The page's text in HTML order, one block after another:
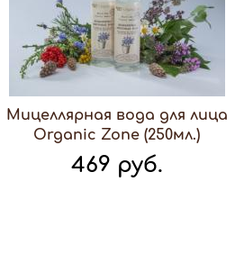
Мицеллярная вода для лица
Organic Zone (250мл.)
469 руб.